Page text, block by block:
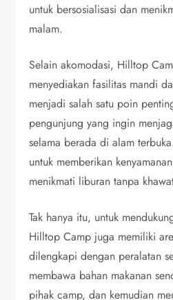
untuk bersosialisasi dan
malam.
Selain akomodasi, Hilltop
menyediakan fasilitas mandi
menjadi salah satu poin
pengunjung yang ingin
selama berada di alam
untuk memberikan
menikmati liburan tanpa
Tak hanya itu, untuk
Hilltop Camp juga memiliki
dilengkapi dengan peralatan
membawa bahan makanan
pihak camp, dan kemudian